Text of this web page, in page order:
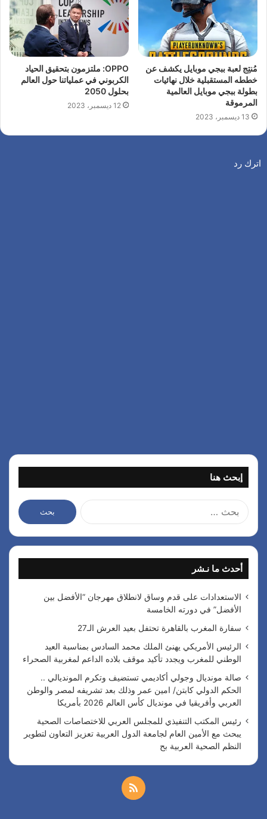
مُنتِج لعبة ببجي موبايل يكشف عن
خططه المستقبلية خلال نهائيات
بطولة ببجي موبايل العالمية
المرموقة
13 ديسمبر، 2023
OPPO: ملتزمون بتحقيق الحياد
الكربوني في عملياتنا حول العالم
بحلول 2050
12 ديسمبر، 2023
اترك رد
إبحث هنا
ح
ث
ن
:
أحدث ما نـشر
الاستعدادات على قدم وساق لانطلاق مهرجان “الأفضل بين
الأفضل” في دورته الخامسة
سفارة المغرب بالقاهرة تحتفل بعيد العرش الـ27
الرئيس الأمريكي يهنئ الملك محمد السادس بمناسبة العيد
الوطني للمغرب ويجدد تأكيد موقف بلاده الداعم لمغربية الصحراء
صالة مونديال وجولي أكاديمي تستضيف وتكرم المونديالي ..
الحكم الدولي كابتن/ امين عمر وذلك بعد تشريفه لمصر والوطن
العربي وأفريقيا في مونديال كأس العالم 2026 بأمريكا
رئيس المكتب التنفيذي للمجلس العربي للاختصاصات الصحية
يبحث مع الأمين العام لجامعة الدول العربية تعزيز التعاون لتطوير
النظم الصحية العربية بح